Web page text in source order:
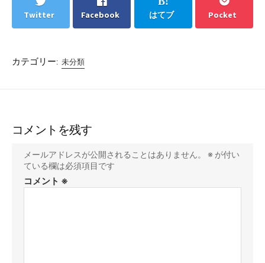
Twitter Facebook はてブ Pocket
カテゴリー: 未分類
コメントを残す
メールアドレスが公開されることはありません。 ※ が付い
ている欄は必須項目です
コメント ※